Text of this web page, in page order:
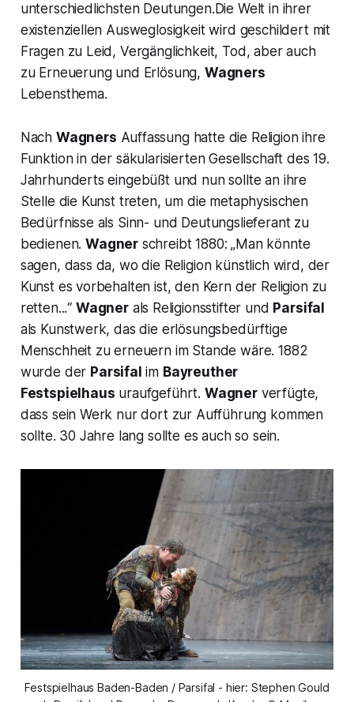
unterschiedlichsten Deutungen.Die Welt in ihrer
existenziellen Ausweglosigkeit wird geschildert mit
Fragen zu Leid, Vergänglichkeit, Tod, aber auch
zu Erneuerung und Erlösung, Wagners
Lebensthema.
Nach Wagners Auffassung hatte die Religion ihre
Funktion in der säkularisierten Gesellschaft des 19.
Jahrhunderts eingebüßt und nun sollte an ihre
Stelle die Kunst treten, um die metaphysischen
Bedürfnisse als Sinn- und Deutungslieferant zu
bedienen.Wagner schreibt 1880: „Man könnte
sagen, dass da, wo die Religion künstlich wird, der
Kunst es vorbehalten ist, den Kern der Religion zu
retten...“ Wagnerals Religionsstifter und Parsifal
als Kunstwerk, das die erlösungsbedürftige
Menschheit zu erneuern im Stande wäre. 1882
wurde der Parsifal im Bayreuther
Festspielhaus uraufgeführt. Wagnerverfügte,
dass sein Werk nur dort zur Aufführung kommen
sollte. 30 Jahre lang sollte es auch so sein.
Festspielhaus Baden-Baden / Parsifal - hier: Stephen Gould